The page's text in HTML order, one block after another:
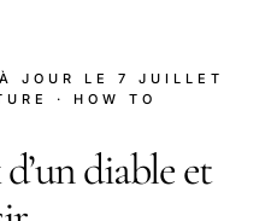
JOUR LE 7 JUILLET
· HOW TO
diable et